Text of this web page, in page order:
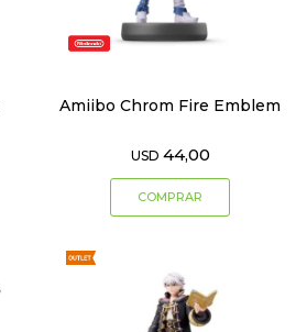
Amiibo Chrom Fire Emblem
USD 44,00